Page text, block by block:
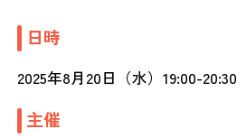
日時
2025年8月20日（水）19:00-20:30
主催